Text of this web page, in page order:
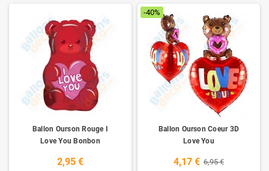
Ballon Ourson Rouge I
Love You Bonbon
2,95 €
-40%
Ballon Ourson Coeur 3D
Love You
4,17 € 6,95 €